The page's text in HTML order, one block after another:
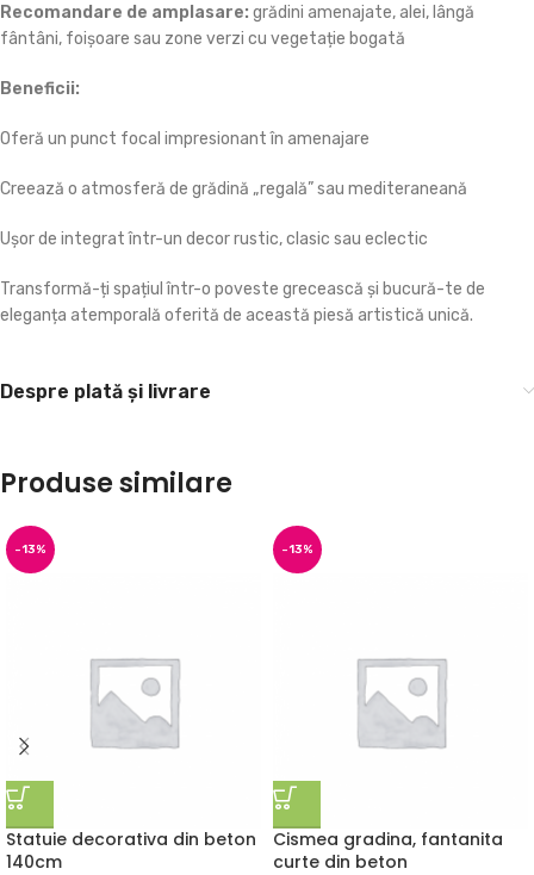
Recomandare de amplasare: grădini amenajate, alei, lângă
fântâni, foișoare sau zone verzi cu vegetație bogată
Beneficii:
Oferă un punct focal impresionant în amenajare
Creează o atmosferă de grădină „regală” sau mediteraneană
Ușor de integrat într-un decor rustic, clasic sau eclectic
Transformă-ți spațiul într-o poveste grecească și bucură-te de
eleganța atemporală oferită de această piesă artistică unică.
Despre plată și livrare
Produse similare
-13%
Statuie decorativa din beton
140cm
-13%
Cismea gradina, fantanita
curte din beton